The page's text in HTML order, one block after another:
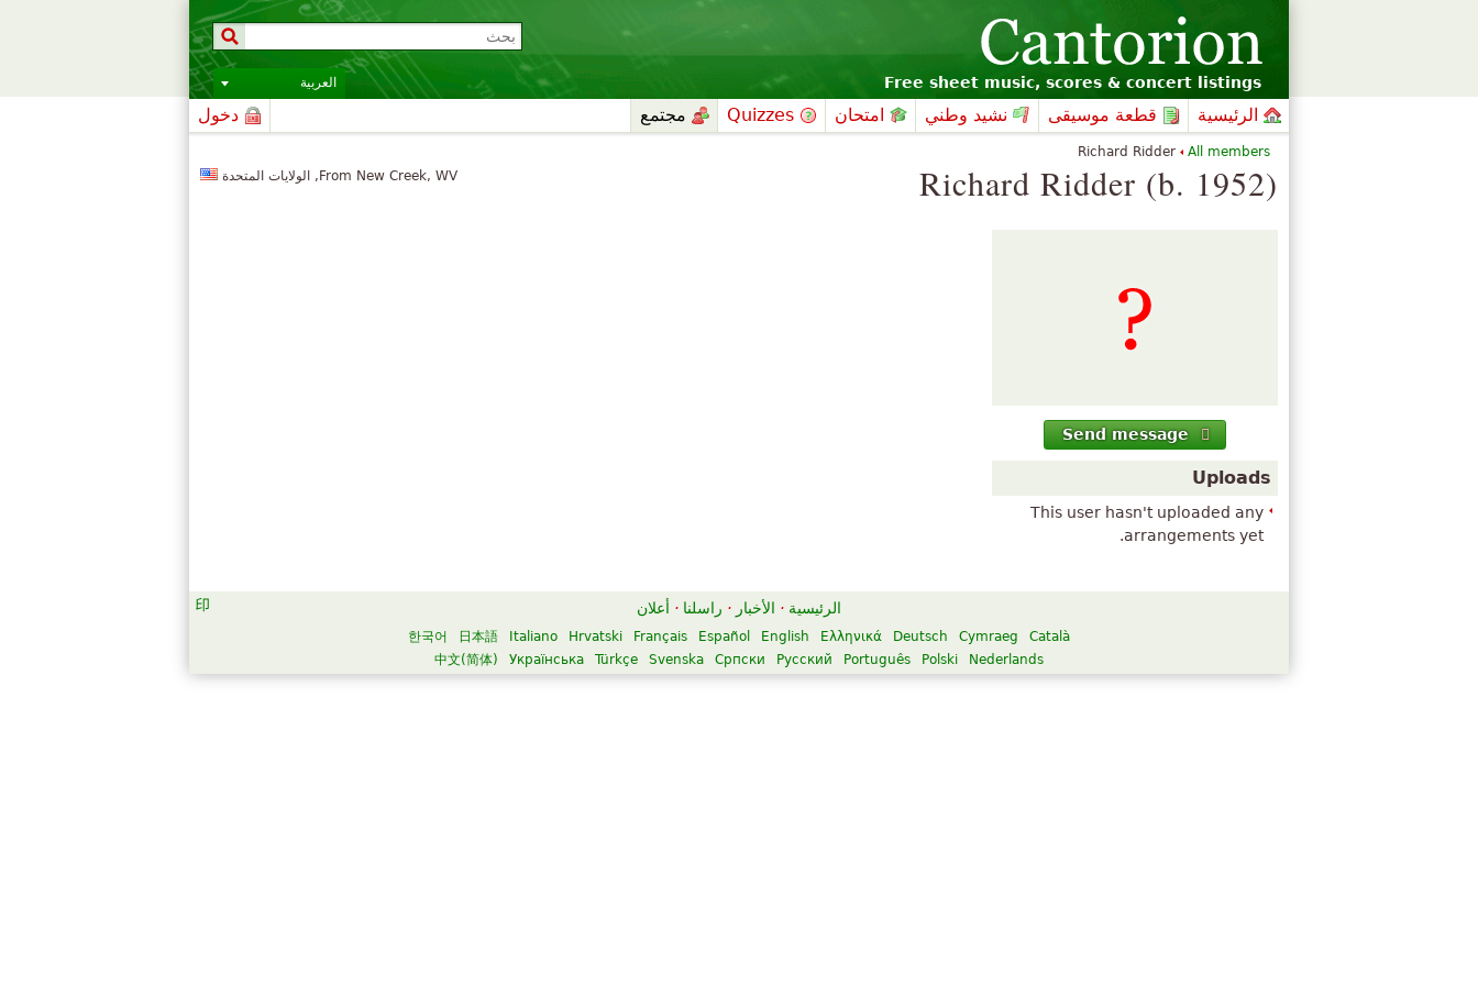
Free sheet music, scores & concert listings العربية
الرئيسية قطعة موسيقى نشيد وطني امتحان Quizzes مجتمع دخول
From New Creek, WV, الولايات المتحدة Richard Ridder (b. 1952)
Send message
Uploads
This user hasn't uploaded any
arrangements yet.
All members
Richard Ridder
الرئيسية · الأخبار · راسلنا · أعلان
Català
Cymraeg
Deutsch
Ελληνικά
English
Español
Français
Hrvatski
Italiano
日本語
한국어
Nederlands
Polski
Português
Русский
Српски
Svenska
Türkçe
Українська
中文(简体)